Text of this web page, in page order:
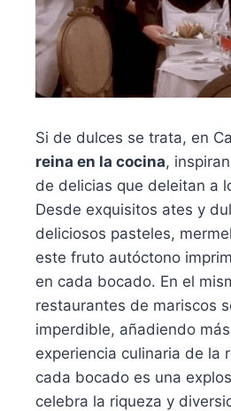
Si de dulces se trata, en
reina en la cocina,
de delicias que deleitan a
Desde exquisitos ates y
deliciosos pasteles,
este fruto autóctono
en cada bocado. En el
restaurantes de mariscos
imperdible, añadiendo
experiencia culinaria de la
cada bocado es una
celebra la riqueza y